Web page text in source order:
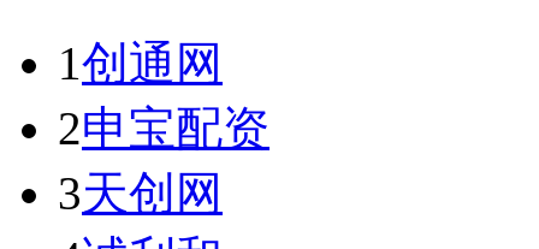
1创通网
2申宝配资
3天创网